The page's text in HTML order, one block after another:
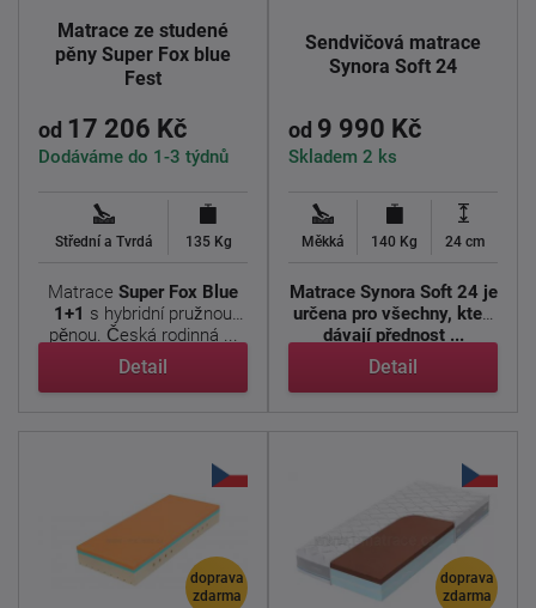
Matrace ze studené
pěny Super Fox blue
Fest
od 17 206 Kč
Dodáváme do 1-3 týdnů
Střední a Tvrdá 135 Kg
Matrace Super Fox Blue
1+1 s hybridní pružnou
pěnou. Česká rodinná ...
Detail
Sendvičová matrace
Synora Soft 24
od 9 990 Kč
Skladem 2 ks
Měkká 140 Kg 24 cm
Matrace Synora Soft 24 je
určena pro všechny, kteří
dávají přednost ...
Detail
doprava
zdarma
doprava
zdarma